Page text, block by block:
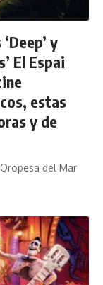
y
El Espai
estas
y de
del Mar